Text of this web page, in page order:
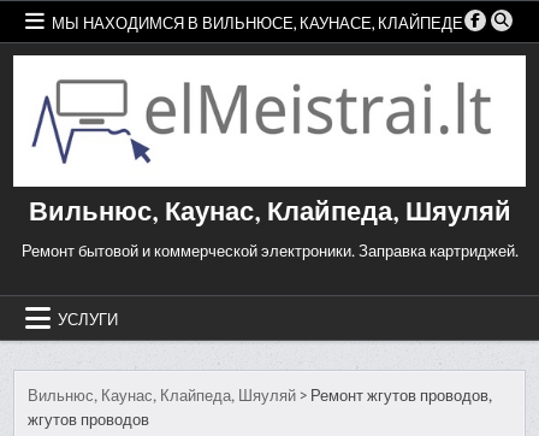
Skip
content
МЫ НАХОДИМСЯ В ВИЛЬНЮСЕ, КАУНАСЕ, КЛАЙПЕДЕ
Вильнюс, Каунас, Клайпеда, Шяуляй
Ремонт бытовой и коммерческой электроники. Заправка картриджей.
УСЛУГИ
Вильнюс, Каунас, Клайпеда, Шяуляй > Ремонт жгутов проводов,
жгутов проводов